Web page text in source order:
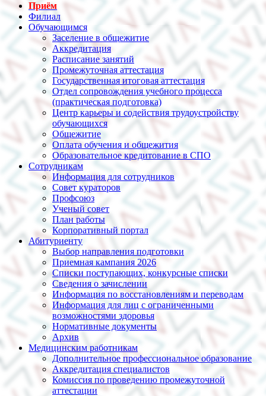
Приём
Филиал
Обучающимся
Заселение в общежитие
Аккредитация
Расписание занятий
Промежуточная аттестация
Государственная итоговая аттестация
Отдел сопровождения учебного процесса
(практическая подготовка)
Центр карьеры и содействия трудоустройству
обучающихся
Общежитие
Оплата обучения и общежития
Образовательное кредитование в СПО
Сотрудникам
Информация для сотрудников
Совет кураторов
Профсоюз
Ученый совет
План работы
Корпоративный портал
Абитуриенту
Выбор направления подготовки
Приемная кампания 2026
Списки поступающих, конкурсные списки
Сведения о зачислении
Информация по восстановлениям и переводам
Информация для лиц с ограниченными
возможностями здоровья
Нормативные документы
Архив
Медицинским работникам
Дополнительное профессиональное образование
Аккредитация специалистов
Комиссия по проведению промежуточной
аттестации